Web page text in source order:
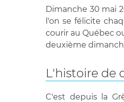
Dimanche 30 mai
l'on se félicite
courir au Québec
deuxième
L'histoire de
C'est depuis la